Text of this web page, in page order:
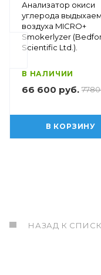
Анализатор окиси
углерода
воздуха MICRO+
Smokerlyzer
Scientific Ltd.).
В НАЛИЧИИ
66 600 руб.
В КОРЗИНУ
НАЗАД К